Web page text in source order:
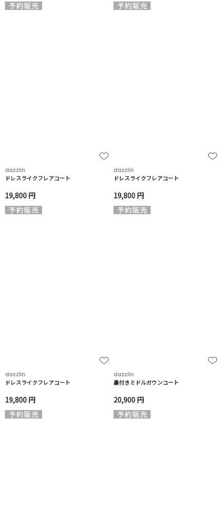
dazzlin
ドレスライクフレアコート
19,800 円
dazzlin
ドレスライクフレアコート
19,800 円
dazzlin
ドレスライクフレアコート
19,800 円
dazzlin
裏付きミドルガウンコート
20,900 円